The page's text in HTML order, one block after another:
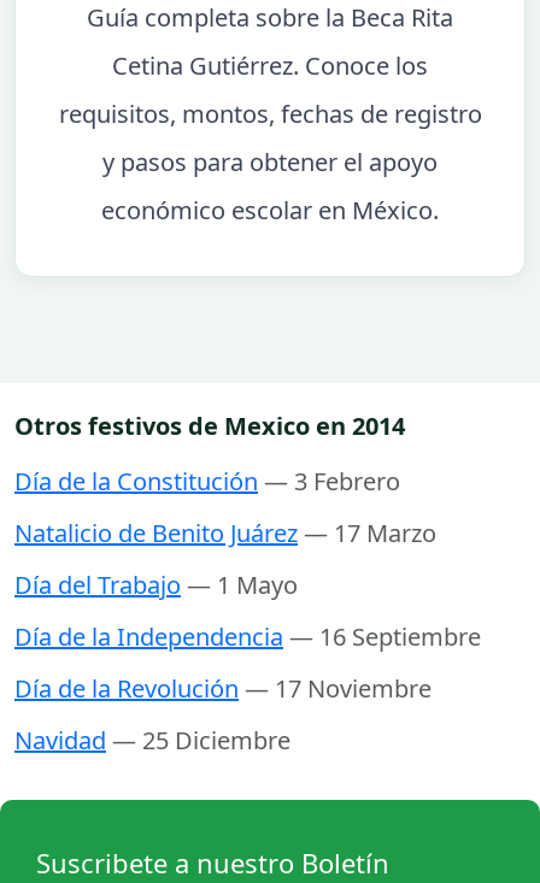
Guía completa sobre la Beca Rita
Cetina Gutiérrez. Conoce los
requisitos, montos, fechas de registro
y pasos para obtener el apoyo
económico escolar en México.
Otros festivos de Mexico en 2014
Día de la Constitución — 3 Febrero
Natalicio de Benito Juárez— 17 Marzo
Día del Trabajo — 1 Mayo
Día de la Independencia — 16 Septiembre
Día de la Revolución — 17 Noviembre
Navidad — 25 Diciembre
Suscribete a nuestro Boletín